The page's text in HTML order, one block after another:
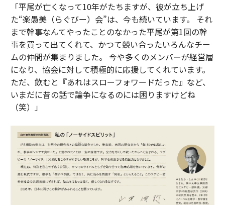
「平尾が亡くなって10年がたちますが、彼が立ち上げ
た“楽愚美（らぐびー）会”は、今も続いています。 それ
まで幹事なんてやったことのなかった平尾が第1回の幹
事を買って出てくれて、かつて競い合ったいろんなチー
ムの仲間が集まりました。 今や多くのメンバーが経営層
になり、協会に対して積極的に応援してくれています。
ただ、飲むと『あれはスローフォワードだった』など、
いまだに昔の話で論争になるのには困りますけどね
（笑）」